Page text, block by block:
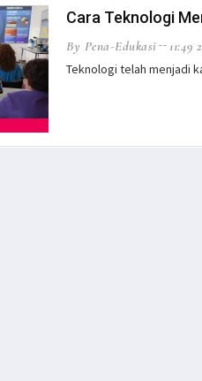
Cara Teknologi
By Pena-Edukasi 11:49
Teknologi telah menjadi